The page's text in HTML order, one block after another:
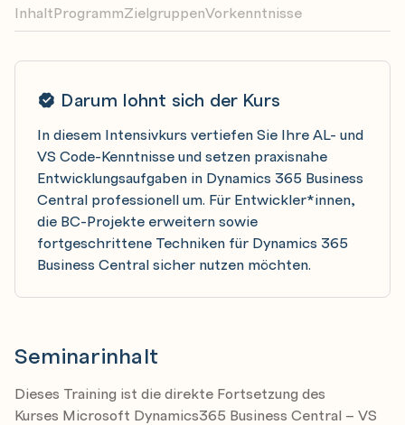
Darum lohnt sich der Kurs
In diesem Intensivkurs vertiefen Sie Ihre AL- und
VS Code-Kenntnisse und setzen praxisnahe
Entwicklungsaufgaben in Dynamics 365 Business
Central professionell um. Für Entwickler*innen,
die BC-Projekte erweitern sowie
fortgeschrittene Techniken für Dynamics 365
Business Central sicher nutzen möchten.
Seminarinhalt
Dieses Training ist die direkte Fortsetzung des
Kurses Microsoft Dynamics365 Business Central – VS
InhaltProgrammZielgruppenVorkenntnisse